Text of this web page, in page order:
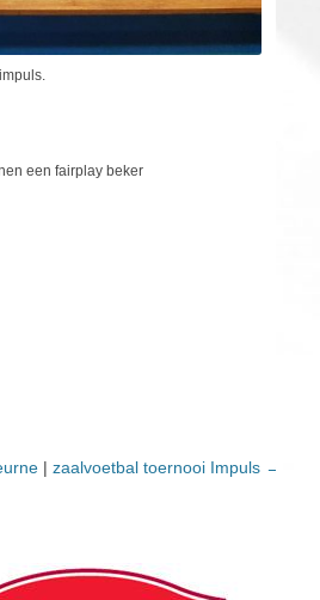
een fairplay beker
| zaalvoetbal toernooi Impuls →